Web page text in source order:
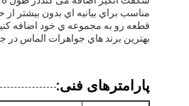
ویدیو
درباره ما
کنترل کیفیت
مناسب براي بيانيه اي بدون بيشتر
قطعه رو به مجموعه ي خود اضافه
بهترين برند هاي جواهرات الماس در
پارامترهای فنی: